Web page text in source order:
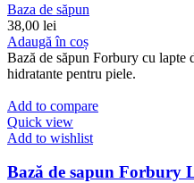
Baza de săpun
38,00 lei
Adaugă în coș
Bază de săpun Forbury cu lapte
hidratante pentru piele.
Add to compare
Quick view
Add to wishlist
Bază de sapun Forbury